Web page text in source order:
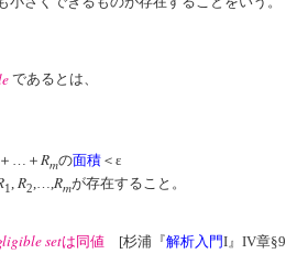
であるとは、
＋…＋ Rmの面積 ＜ε
1 R2 Rmが存在すること。
setは同値 [杉浦『解析入門I』IV章§9